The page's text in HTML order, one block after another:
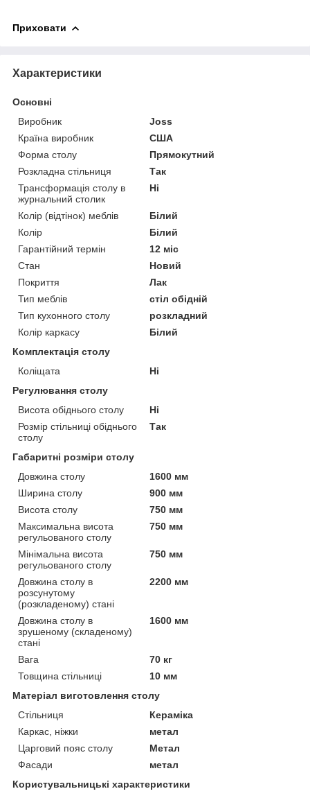
Приховати
Характеристики
Основні
Виробник
Joss
Країна виробник
США
Форма столу
Прямокутний
Розкладна стільниця
Так
Трансформація столу в
журнальний столик
Ні
Колір (відтінок) меблів
Білий
Колір
Білий
Гарантійний термін
12 міс
Стан
Новий
Покриття
Лак
Тип меблів
стіл обідній
Тип кухонного столу
розкладний
Колір каркасу
Білий
Комплектація столу
Коліщата
Ні
Регулювання столу
Висота обіднього столу
Ні
Розмір стільниці обіднього
столу
Так
Габаритні розміри столу
Довжина столу
1600 мм
Ширина столу
900 мм
Висота столу
750 мм
Максимальна висота
регульованого столу
750 мм
Мінімальна висота
регульованого столу
750 мм
Довжина столу в
розсунутому
(розкладеному) стані
2200 мм
Довжина столу в
зрушеному (складеному)
стані
1600 мм
Вага
70 кг
Товщина стільниці
10 мм
Матеріал виготовлення столу
Стільниця
Кераміка
Каркас, ніжки
метал
Царговий пояс столу
Метал
Фасади
метал
Користувальницькі характеристики